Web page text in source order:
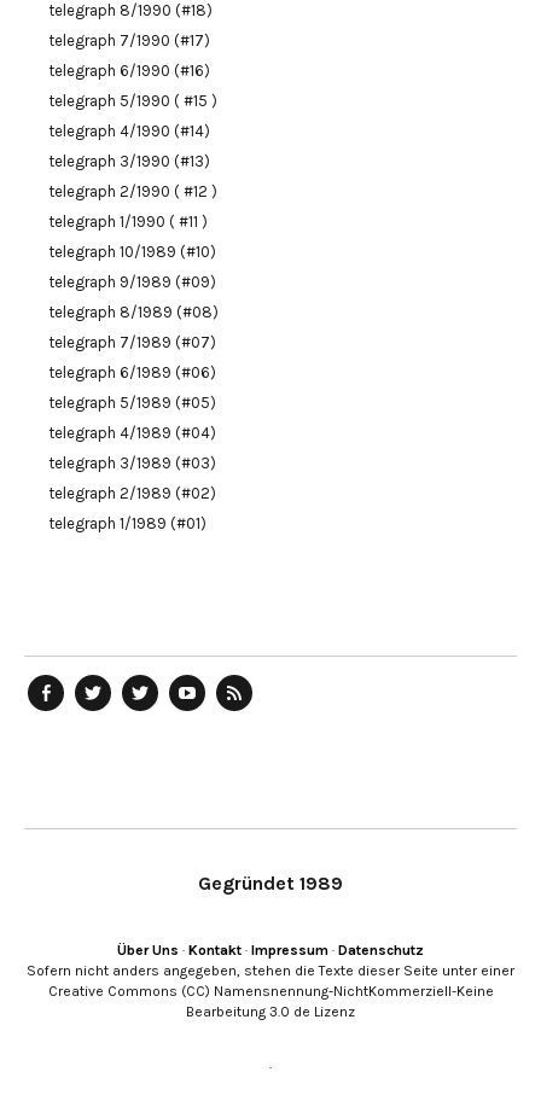
telegraph 8/1990 (#18)
telegraph 7/1990 (#17)
telegraph 6/1990 (#16)
telegraph 5/1990 ( #15 )
telegraph 4/1990 (#14)
telegraph 3/1990 (#13)
telegraph 2/1990 ( #12 )
telegraph 1/1990 ( #11 )
telegraph 10/1989 (#10)
telegraph 9/1989 (#09)
telegraph 8/1989 (#08)
telegraph 7/1989 (#07)
telegraph 6/1989 (#06)
telegraph 5/1989 (#05)
telegraph 4/1989 (#04)
telegraph 3/1989 (#03)
telegraph 2/1989 (#02)
telegraph 1/1989 (#01)
Gegründet 1989
Über Uns · Kontakt · Impressum · Datenschutz
Sofern nicht anders angegeben, stehen die Texte dieser Seite unter einer
Creative Commons (CC) Namensnennung-NichtKommerziell-Keine
Bearbeitung 3.0 de Lizenz